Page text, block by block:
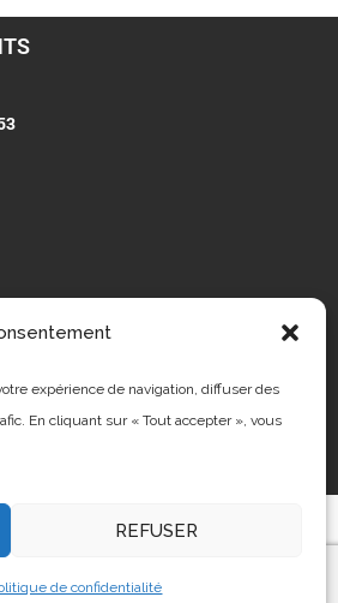
expérience de navigation, diffuser des
En cliquant sur « Tout accepter », vous
REFUSER
de confidentialité
:Agence DPI